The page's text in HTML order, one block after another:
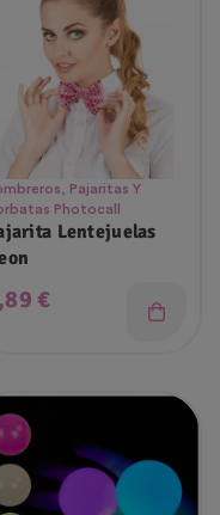
Pajaritas Y
Photocall
Lentejuelas
€